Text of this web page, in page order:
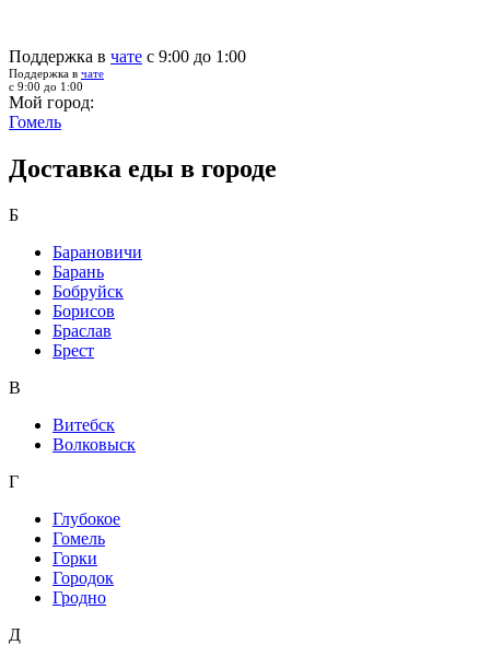
Поддержка в чате с 9:00 до 1:00
Поддержка в чате
с 9:00 до 1:00
Мой город:
Гомель
Доставка еды в городе
Б
Барановичи
Барань
Бобруйск
Борисов
Браслав
Брест
В
Витебск
Волковыск
Г
Глубокое
Гомель
Горки
Городок
Гродно
Д